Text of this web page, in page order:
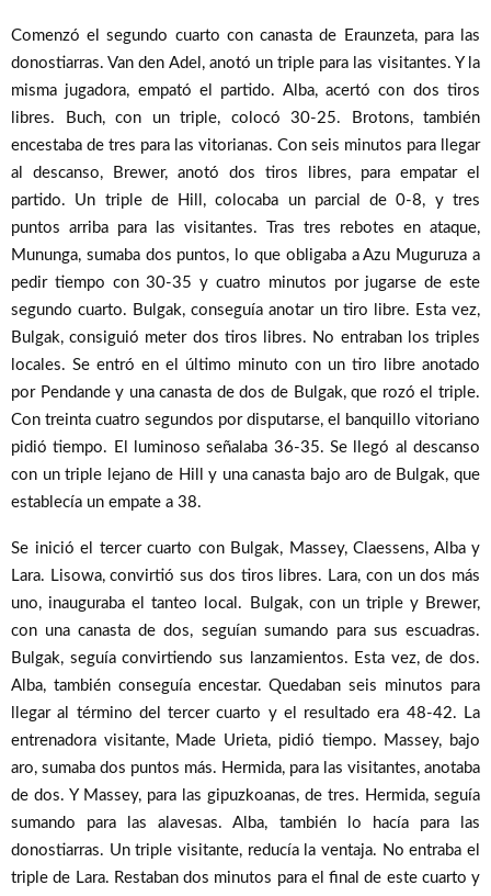
Comenzó el segundo cuarto con canasta de Eraunzeta, para las
donostiarras. Van den Adel, anotó un triple para las visitantes. Y la
misma jugadora, empató el partido. Alba, acertó con dos tiros
libres. Buch, con un triple, colocó 30-25. Brotons, también
encestaba de tres para las vitorianas. Con seis minutos para llegar
al descanso, Brewer, anotó dos tiros libres, para empatar el
partido. Un triple de Hill, colocaba un parcial de 0-8, y tres
puntos arriba para las visitantes. Tras tres rebotes en ataque,
Mununga, sumaba dos puntos, lo que obligaba a Azu Muguruza a
pedir tiempo con 30-35 y cuatro minutos por jugarse de este
segundo cuarto. Bulgak, conseguía anotar un tiro libre. Esta vez,
Bulgak, consiguió meter dos tiros libres. No entraban los triples
locales. Se entró en el último minuto con un tiro libre anotado
por Pendande y una canasta de dos de Bulgak, que rozó el triple.
Con treinta cuatro segundos por disputarse, el banquillo vitoriano
pidió tiempo. El luminoso señalaba 36-35. Se llegó al descanso
con un triple lejano de Hill y una canasta bajo aro de Bulgak, que
establecía un empate a 38.
Se inició el tercer cuarto con Bulgak, Massey, Claessens, Alba y
Lara. Lisowa, convirtió sus dos tiros libres. Lara, con un dos más
uno, inauguraba el tanteo local. Bulgak, con un triple y Brewer,
con una canasta de dos, seguían sumando para sus escuadras.
Bulgak, seguía convirtiendo sus lanzamientos. Esta vez, de dos.
Alba, también conseguía encestar. Quedaban seis minutos para
llegar al término del tercer cuarto y el resultado era 48-42. La
entrenadora visitante, Made Urieta, pidió tiempo. Massey, bajo
aro, sumaba dos puntos más. Hermida, para las visitantes, anotaba
de dos. Y Massey, para las gipuzkoanas, de tres. Hermida, seguía
sumando para las alavesas. Alba, también lo hacía para las
donostiarras. Un triple visitante, reducía la ventaja. No entraba el
triple de Lara. Restaban dos minutos para el final de este cuarto y